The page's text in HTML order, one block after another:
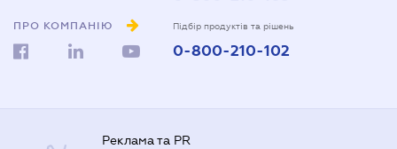
ПРО КОМПАНІЮ Підбір продуктів та рішень
0-800-210-102
Реклама та PR